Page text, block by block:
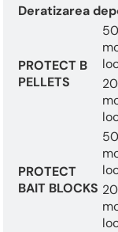
Deratizarea
PROTECT B
PELLETS
PROTECT
BAIT BLOCKS